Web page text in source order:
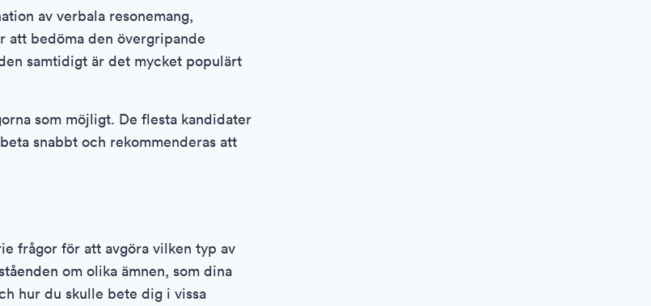
av verbala resonemang,
att bedöma den övergripande
samtidigt är det mycket populärt
som möjligt. De flesta kandidater
snabbt och rekommenderas att
frågor för att avgöra vilken typ av
om olika ämnen, som dina
hur du skulle bete dig i vissa